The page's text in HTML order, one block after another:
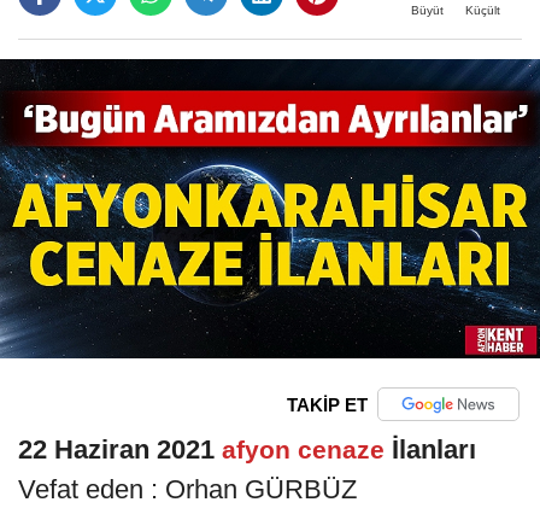
Büyüt Küçült
TAKİP ET
22 Haziran 2021 afyon cenaze İlanları
Vefat eden : Orhan GÜRBÜZ